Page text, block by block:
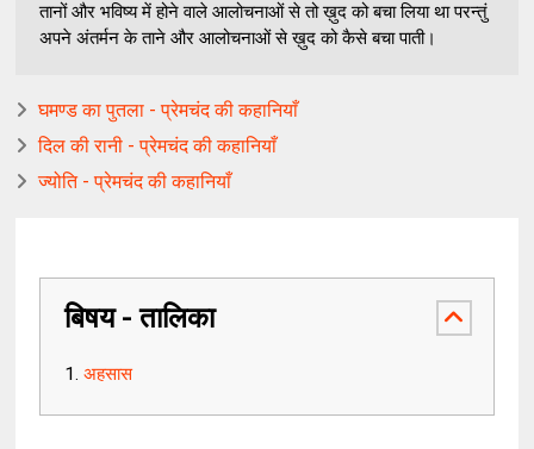
तानों और भविष्य में होने वाले आलोचनाओं से तो ख़ुद को बचा लिया था परन्तुं
अपने अंतर्मन के ताने और आलोचनाओं से ख़ुद को कैसे बचा पाती।
घमण्ड का पुतला - प्रेमचंद की कहानियाँ
दिल की रानी - प्रेमचंद की कहानियाँ
ज्योति - प्रेमचंद की कहानियाँ
बिषय - तालिका
अहसास